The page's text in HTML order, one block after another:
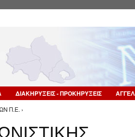
ΔΙΑΚΗΡΥΞΕΙΣ - ΠΡΟΚΗΡΥΞΕΙΣ
Π.Ε. ›